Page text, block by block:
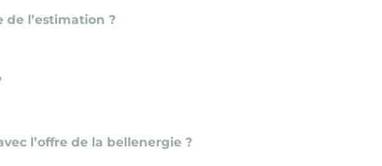
de l’estimation ?
l’offre de la bellenergie ?